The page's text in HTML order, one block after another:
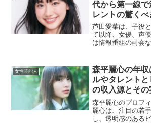
代から第一線
レントの驚く
く解説
芦田愛菜は、子役
て以降、女優、声
は情報番組の司会
力の高さにより多
り、出演作の話題
女性芸能人
森平麗心の年
ルやタレント
の収入源とそ
森平麗心のプロフ
麗心は、注目の若
し、透明感のある